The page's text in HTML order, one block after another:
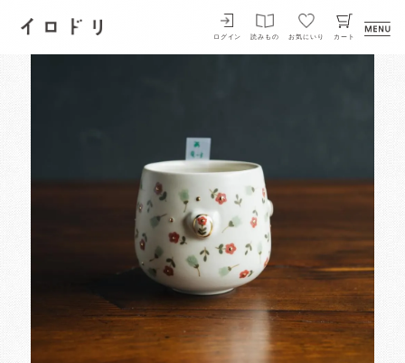
イロドリ
ログイン 読みもの お気にいり カート